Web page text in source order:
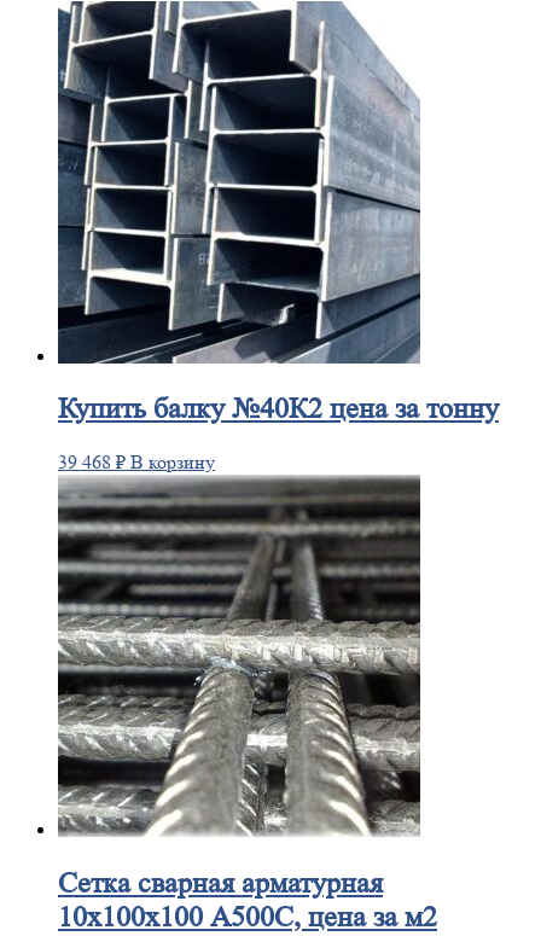
Купитьбалку №40К2 цена за тонну
39 468 ₽ В корзину
Сеткасварная арматурная
10х100х100 А500С, цена за м2